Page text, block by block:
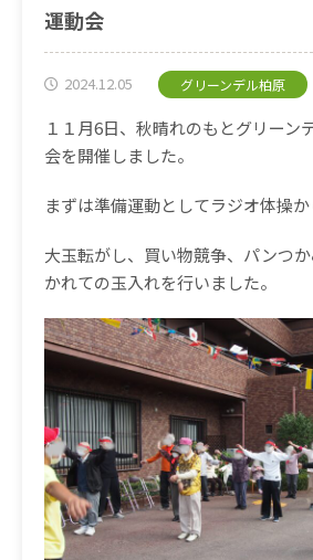
運動会
2024.12.05 グリーンデル柏原
１１月6日、秋晴れのもとグリーン
会を開催しました。
まずは準備運動としてラジオ体操か
大玉転がし、買い物競争、パンつ
かれての玉入れを行いました。